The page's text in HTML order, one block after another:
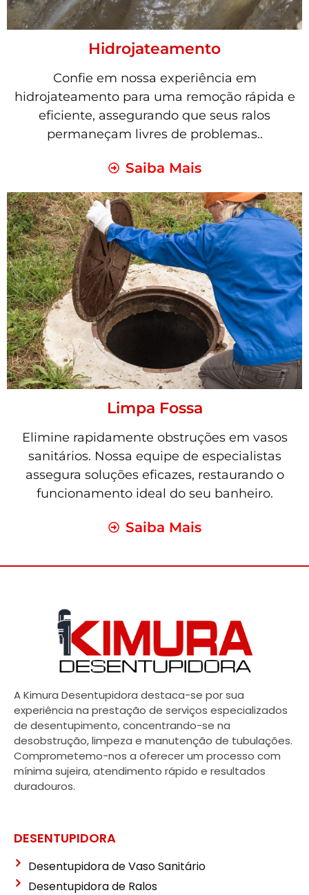
Hidrojateamento
Confie em nossa experiência em
hidrojateamento para uma remoção rápida e
eficiente, assegurando que seus ralos
permaneçam livres de problemas..
Saiba Mais
Limpa Fossa
Elimine rapidamente obstruções em vasos
sanitários. Nossa equipe de especialistas
assegura soluções eficazes, restaurando o
funcionamento ideal do seu banheiro.
Saiba Mais
A Kimura Desentupidora destaca-se por sua
experiência na prestação de serviços especializados
de desentupimento, concentrando-se na
desobstrução, limpeza e manutenção de tubulações.
Comprometemo-nos a oferecer um processo com
mínima sujeira, atendimento rápido e resultados
duradouros.
DESENTUPIDORA
Desentupidora de Vaso Sanitário
Desentupidora de Ralos